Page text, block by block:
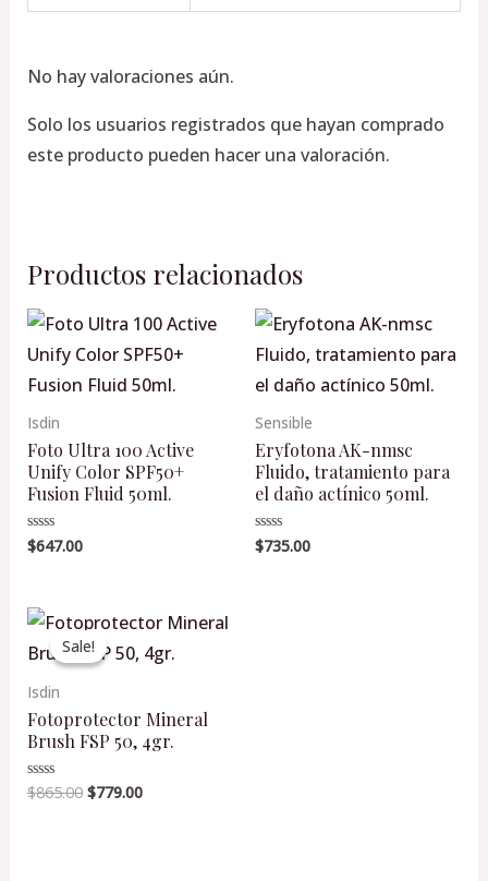
No hay valoraciones aún.
Solo los usuarios registrados que hayan comprado
este producto pueden hacer una valoración.
Productos relacionados
Isdin
Foto Ultra 100 Active
Unify Color SPF50+
Fusion Fluid 50ml.
Valorado
en
$647.00
Sensible
Eryfotona AK-nmsc
Fluido, tratamiento para
el daño actínico 50ml.
Valorado
en
$735.00
Sale!
Sale!
Isdin
Fotoprotector Mineral
Brush FSP 50, 4gr.
Valorado
en
$865.00
Original
price
was:
$865.00.
$779.00
Current
price
is: